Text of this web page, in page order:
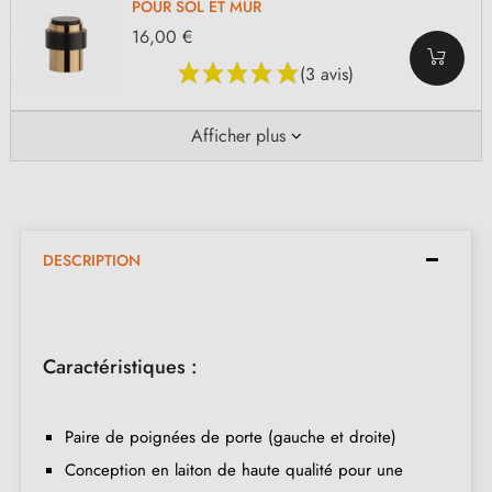
POUR SOL ET MUR
(3 avis)
16,00 €
Afficher plus
DESCRIPTION
Caractéristiques :
Paire de poignées de porte (gauche et droite)
Conception en laiton de haute qualité pour une